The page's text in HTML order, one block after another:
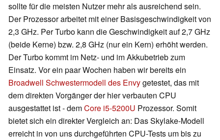
sollte für die meisten Nutzer mehr als ausreichend sein.
Der Prozessor arbeitet mit einer Basisgeschwindigkeit von
2,3 GHz. Per Turbo kann die Geschwindigkeit auf 2,7 GHz
(beide Kerne) bzw. 2,8 GHz (nur ein Kern) erhöht werden.
Der Turbo kommt im Netz- und im Akkubetrieb zum
Einsatz. Vor ein paar Wochen haben wir bereits ein
Broadwell Schwestermodell des Envygetestet, das mit
dem direkten Vorgänger der hier verbauten CPU
ausgestattet ist - demCore i5-5200U Prozessor. Somit
bietet sich ein direkter Vergleich an: Das Skylake-Modell
erreicht in von uns durchgeführten CPU-Tests um bis zu